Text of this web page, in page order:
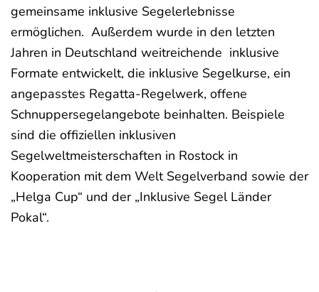
gemeinsame inklusive Segelerlebnisse
ermöglichen. Außerdem wurde in den letzten
Jahren in Deutschland weitreichende inklusive
Formate entwickelt, die inklusive Segelkurse, ein
angepasstes Regatta-Regelwerk, offene
Schnuppersegelangebote beinhalten. Beispiele
sind die offiziellen inklusiven
Segelweltmeisterschaften in Rostock in
Kooperation mit dem Welt Segelverband sowie der
„Helga Cup“ und der „Inklusive Segel Länder
Pokal“.